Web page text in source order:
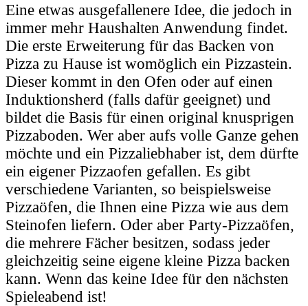
Eine etwas ausgefallenere Idee, die jedoch in
immer mehr Haushalten Anwendung findet.
Die erste Erweiterung für das Backen von
Pizza zu Hause ist womöglich ein Pizzastein.
Dieser kommt in den Ofen oder auf einen
Induktionsherd (falls dafür geeignet) und
bildet die Basis für einen original knusprigen
Pizzaboden. Wer aber aufs volle Ganze gehen
möchte und ein Pizzaliebhaber ist, dem dürfte
ein eigener Pizzaofen gefallen. Es gibt
verschiedene Varianten, so beispielsweise
Pizzaöfen, die Ihnen eine Pizza wie aus dem
Steinofen liefern. Oder aber Party-Pizzaöfen,
die mehrere Fächer besitzen, sodass jeder
gleichzeitig seine eigene kleine Pizza backen
kann. Wenn das keine Idee für den nächsten
Spieleabend ist!